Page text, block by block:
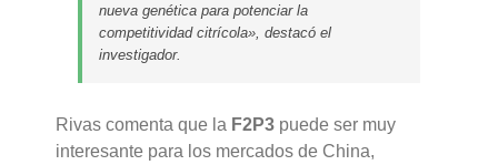
nueva genética para potenciar la
competitividad citrícola», destacó el
investigador.
Rivas comenta que la F2P3 puede ser muy
interesante para los mercados de China,